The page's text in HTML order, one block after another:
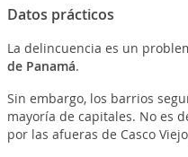
Datos prácticos
La delincuencia es un
de Panamá.
Sin embargo, los barrios
mayoría de capitales. No es
por las afueras de Casco